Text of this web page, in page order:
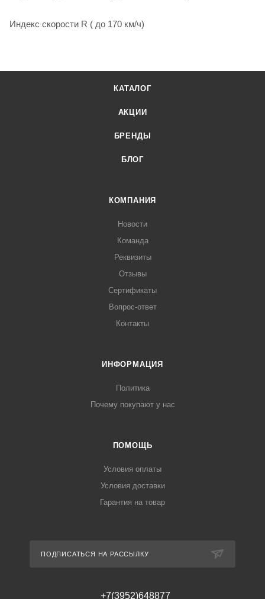
Индекс скорости R ( до 170 км/ч)
КАТАЛОГ
АКЦИИ
БРЕНДЫ
БЛОГ
КОМПАНИЯ
Новости
Команда
Реквизиты
Отзывы
Сертификаты
Вопрос-ответ
Контакты
ИНФОРМАЦИЯ
Политика
Почему покупают у нас
ПОМОЩЬ
Условия оплаты
Условия доставки
Гарантия на товар
ПОДПИСАТЬСЯ НА РАССЫЛКУ
+7(3952)648877